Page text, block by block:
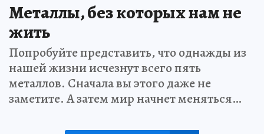
Металлы, без которых нам не
жить
Попробуйте представить, что однажды из
нашей жизни исчезнут всего пять
металлов. Сначала вы этого даже не
заметите. А затем мир начнет меняться…